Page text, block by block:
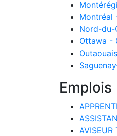
Montréal
Nord-du-
Ottawa -
Emplois
AVISEUR